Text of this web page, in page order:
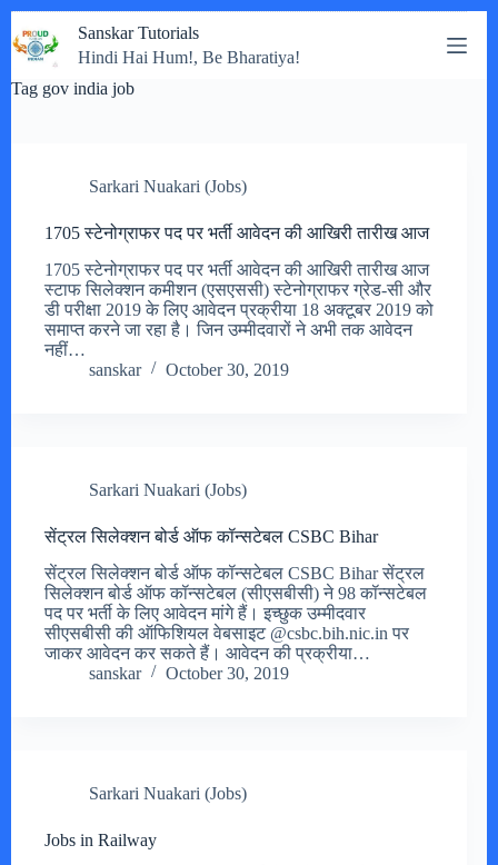
to
content
Sanskar Tutorials
Hindi Hai Hum!, Be Bharatiya!
Tag gov india job
Sarkari Nuakari (Jobs)
1705 स्टेनोग्राफर पद पर भर्ती आवेदन की आखिरी तारीख आज
1705 स्टेनोग्राफर पद पर भर्ती आवेदन की आखिरी तारीख आज
स्टाफ सिलेक्शन कमीशन (एसएससी) स्टेनोग्राफर ग्रेड-सी और
डी परीक्षा 2019 के लिए आवेदन प्रक्रीया 18 अक्टूबर 2019 को
समाप्त करने जा रहा है। जिन उम्मीदवारों ने अभी तक आवेदन
नहीं…
sanskar
October 30, 2019
Sarkari Nuakari (Jobs)
सेंट्रल सिलेक्शन बोर्ड ऑफ कॉन्सटेबल CSBC Bihar
सेंट्रल सिलेक्शन बोर्ड ऑफ कॉन्सटेबल CSBC Bihar सेंट्रल
सिलेक्शन बोर्ड ऑफ कॉन्सटेबल (सीएसबीसी) ने 98 कॉन्सटेबल
पद पर भर्ती के लिए आवेदन मांगे हैं। इच्छुक उम्मीदवार
सीएसबीसी की ऑफिशियल वेबसाइट @csbc.bih.nic.in पर
जाकर आवेदन कर सकते हैं। आवेदन की प्रक्रीया…
sanskar
October 30, 2019
Sarkari Nuakari (Jobs)
Jobs in Railway